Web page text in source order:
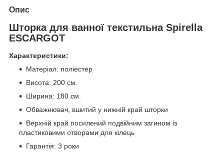
Опис
Шторка для ванної текстильна Spirella
ESCARGOT
Характеристики:
Матеріал: поліестер
Висота: 200 см.
Ширина: 180 см.
Обважнювач, вшитий у нижній край шторки
Верхній край посилений подвійним загином із
пластиковими отворами для кілець
Гарантія: 3 роки